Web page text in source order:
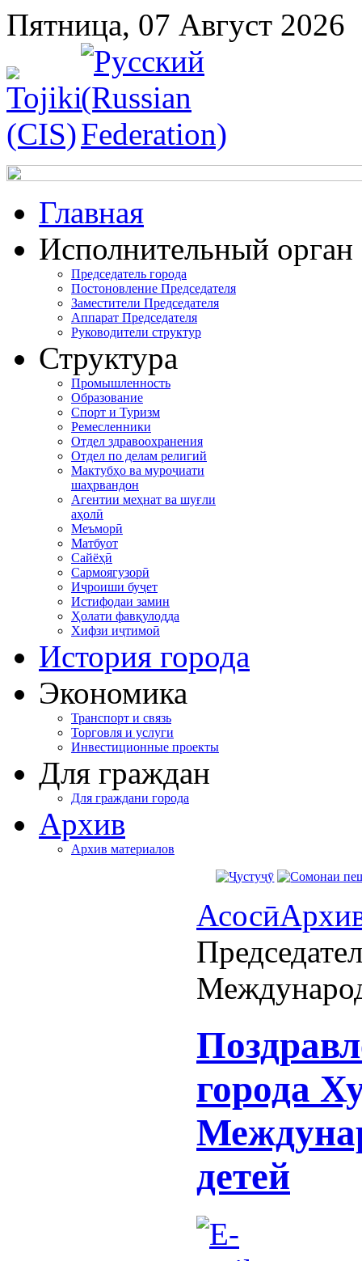
Пятница, 07 Август 2026
Главная
Исполнительный орган
Председатель города
Постоновление Председателя
Заместители Председателя
Аппарат Председателя
Руководители структур
Структура
Промышленность
Образование
Спорт и Туризм
Ремесленники
Отдел здравоохранения
Отдел по делам религий
Мактубҳо ва муроҷиати
шаҳрвандон
Агентии меҳнат ва шуғли
аҳолӣ
Меъморӣ
Матбуот
Сайёҳӣ
Сармоягузорӣ
Иҷроиши буҷет
Истифодаи замин
Ҳолати фавқулодда
Хифзи иҷтимоӣ
История города
Экономика
Транспорт и связь
Торговля и услуги
Инвестиционные проекты
Для граждан
Для граждани города
Архив
Архив материалов
Асосӣ
города
детей